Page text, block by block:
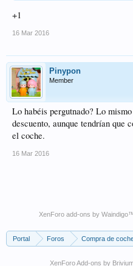
+1
16 Mar 2016
Pinypon
Member
Lo habéis pergutnado? Lo
descuento, aunque tendrían que
el coche.
16 Mar 2016
XenForo add-ons by Waindigo
Portal Foros Compra de
XenForo Add-ons by